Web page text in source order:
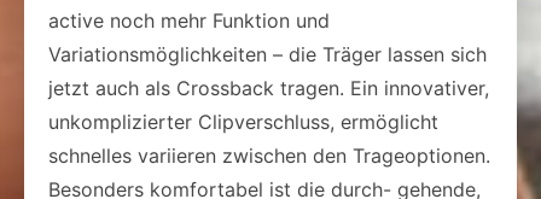
active noch mehr Funktion und
Variationsmöglichkeiten – die Träger lassen sich
jetzt auch als Crossback tragen. Ein innovativer,
unkomplizierter Clipverschluss, ermöglicht
schnelles variieren zwischen den Trageoptionen.
Besonders komfortabel ist die durch- gehende,